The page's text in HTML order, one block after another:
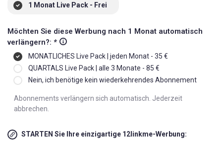
1 Monat Live Pack - Frei
Möchten Sie diese Werbung nach 1 Monat automatisch
verlängern?: *
MONATLICHES Live Pack | jeden Monat - 35 €
QUARTALS Live Pack | alle 3 Monate - 85 €
Nein, ich benötige kein wiederkehrendes Abonnement
Abonnements verlängern sich automatisch. Jederzeit
abbrechen.
STARTEN Sie Ihre einzigartige 12linkme-Werbung: